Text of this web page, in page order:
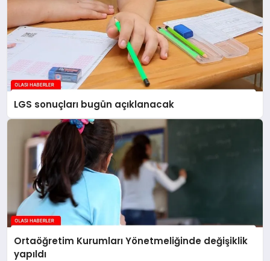
LGS sonuçları bugün açıklanacak
Ortaöğretim Kurumları Yönetmeliğinde değişiklik
yapıldı